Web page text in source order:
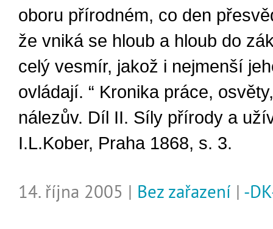
oboru přírodném, co den
že vniká se hloub a hloub do
celý vesmír, jakož i nejmenší
ovládají. “ Kronika práce,
nálezův. Díl II. Síly přírody a
I.L.Kober, Praha 1868, s. 3.
14. října 2005 | Bez zařazení | -